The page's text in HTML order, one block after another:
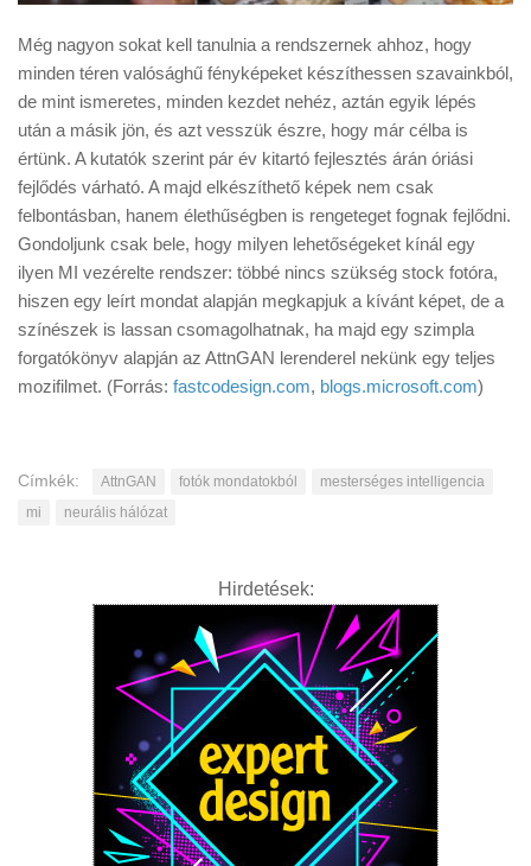
Még nagyon sokat kell tanulnia a rendszernek ahhoz, hogy
minden téren valósághű fényképeket készíthessen szavainkból,
de mint ismeretes, minden kezdet nehéz, aztán egyik lépés
után a másik jön, és azt vesszük észre, hogy már célba is
értünk. A kutatók szerint pár év kitartó fejlesztés árán óriási
fejlődés várható. A majd elkészíthető képek nem csak
felbontásban, hanem élethűségben is rengeteget fognak fejlődni.
Gondoljunk csak bele, hogy milyen lehetőségeket kínál egy
ilyen MI vezérelte rendszer: többé nincs szükség stock fotóra,
hiszen egy leírt mondat alapján megkapjuk a kívánt képet, de a
színészek is lassan csomagolhatnak, ha majd egy szimpla
forgatókönyv alapján az AttnGAN lerenderel nekünk egy teljes
mozifilmet. (Forrás: fastcodesign.com, blogs.microsoft.com)
Címkék: AttnGAN fotók mondatokból
mesterséges intelligencia
mi
neurális hálózat
Hirdetések: